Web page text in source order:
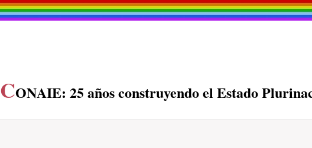
CONAIE: 25 años construyendo el Estado